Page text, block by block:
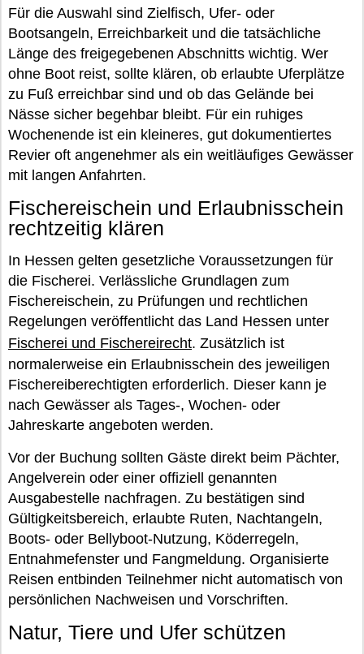
Für die Auswahl sind Zielfisch, Ufer- oder
Bootsangeln, Erreichbarkeit und die tatsächliche
Länge des freigegebenen Abschnitts wichtig. Wer
ohne Boot reist, sollte klären, ob erlaubte Uferplätze
zu Fuß erreichbar sind und ob das Gelände bei
Nässe sicher begehbar bleibt. Für ein ruhiges
Wochenende ist ein kleineres, gut dokumentiertes
Revier oft angenehmer als ein weitläufiges Gewässer
mit langen Anfahrten.
Fischereischein und Erlaubnisschein
rechtzeitig klären
In Hessen gelten gesetzliche Voraussetzungen für
die Fischerei. Verlässliche Grundlagen zum
Fischereischein, zu Prüfungen und rechtlichen
Regelungen veröffentlicht das Land Hessen unter
Fischerei und Fischereirecht. Zusätzlich ist
normalerweise ein Erlaubnisschein des jeweiligen
Fischereiberechtigten erforderlich. Dieser kann je
nach Gewässer als Tages-, Wochen- oder
Jahreskarte angeboten werden.
Vor der Buchung sollten Gäste direkt beim Pächter,
Angelverein oder einer offiziell genannten
Ausgabestelle nachfragen. Zu bestätigen sind
Gültigkeitsbereich, erlaubte Ruten, Nachtangeln,
Boots- oder Bellyboot-Nutzung, Köderregeln,
Entnahmefenster und Fangmeldung. Organisierte
Reisen entbinden Teilnehmer nicht automatisch von
persönlichen Nachweisen und Vorschriften.
Natur, Tiere und Ufer schützen